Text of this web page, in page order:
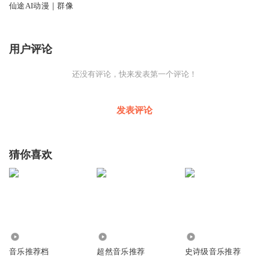
仙途AI动漫｜群像
用户评论
还没有评论，快来发表第一个评论！
发表评论
猜你喜欢
音乐推荐档 超然音乐推荐 史诗级音乐推荐